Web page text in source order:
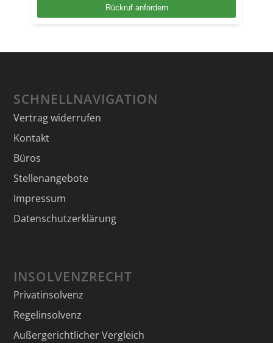
SCHNELLNAVIGATION
Vertrag widerrufen
Kontakt
Büros
Stellenangebote
Impressum
Datenschutzerklärung
INSOLVENZRECHT
Privatinsolvenz
Regelinsolvenz
Außergerichtlicher Vergleich